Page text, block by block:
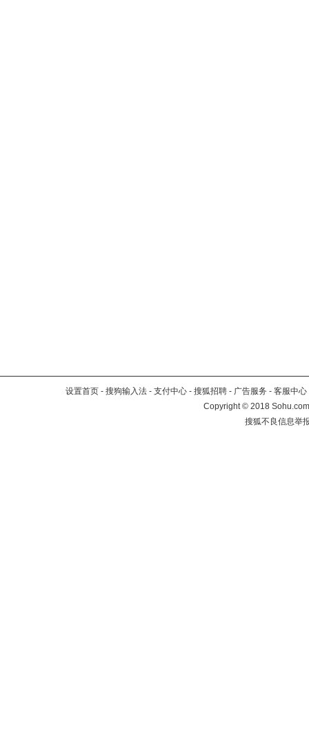
设置首页 - 搜狗输入法 - 支付中心 - 搜狐招聘 - 广告服务 - 客服中心
Copyright©2018
搜狐不良信息举